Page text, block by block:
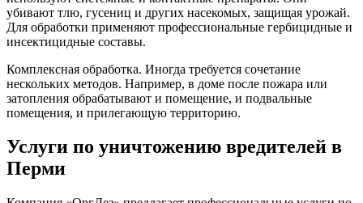
убивают тлю, гусениц и других насекомых, защищая урожай.
Для обработки применяют профессиональные гербицидные и
инсектицидные составы.
Комплексная обработка. Иногда требуется сочетание
нескольких методов. Например, в доме после пожара или
затопления обрабатывают и помещение, и подвальные
помещения, и прилегающую территорию.
Услуги по уничтожению вредителей в
Перми